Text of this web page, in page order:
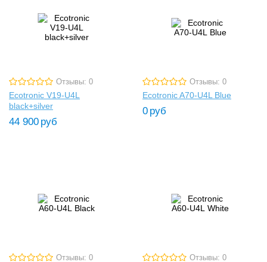
Отзывы: 0
Ecotronic V19-U4L
black+silver
44 900 руб
Отзывы: 0
Ecotronic A70-U4L Blue
0 руб
Отзывы: 0 Отзывы: 0